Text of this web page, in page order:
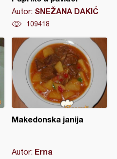
Autor: SNEŽANA DAKIĆ
109418
Makedonska janija
Autor: Erna